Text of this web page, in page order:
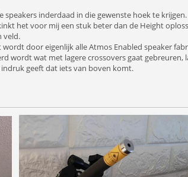
speakers inderdaad in die gewenste hoek te krijgen.
het voor mij een stuk beter dan de Height
veld.
door eigenlijk alle Atmos Enabled speaker
wordt wat met lagere crossovers gaat
geeft dat iets van boven komt.